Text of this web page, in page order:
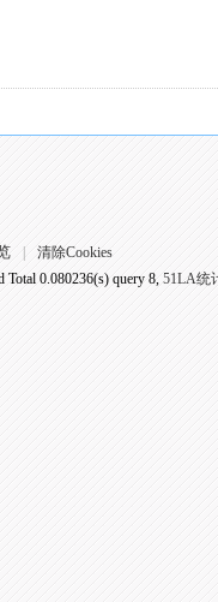
清除Cookies
Total 0.080236(s) query 8, 51LA统